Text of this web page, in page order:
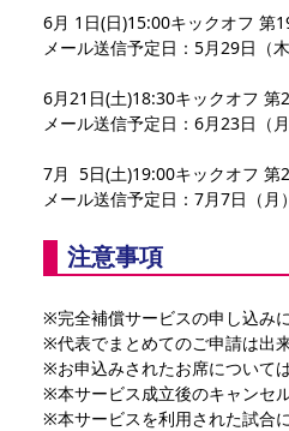
6月 1日(日)15:00キックオフ 第
メール送信予定日：5月29日（木
6月21日(土)18:30キックオフ 第
メール送信予定日：6月23日（月
7月  5日(土)19:00キックオフ 第
メール送信予定日：7月7日（月）
注意事項
※完全補償サービスの申し込み
※代表でまとめてのご申請は出
※お申込みされたお席について
※本サービス成立後のキャンセ
※本サービスを利用された試合